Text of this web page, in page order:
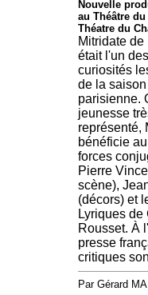
Nouvelle
au Théâtre
Théatre du
Mitridate de
était l'un des
curiosités
de la
parisienne.
jeunesse
représenté,
bénéficie
forces
Pierre
scène),
(décors) et
Lyriques
Rousset. À
presse
critiques
Par Gérard